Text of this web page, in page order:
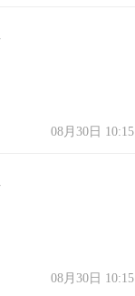
08月30日 10:15
08月30日 10:15